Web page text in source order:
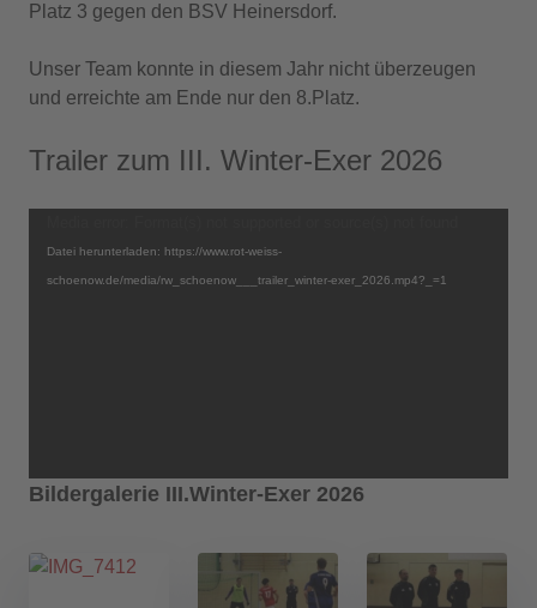
Platz 3 gegen den BSV Heinersdorf.
Unser Team konnte in diesem Jahr nicht überzeugen
und erreichte am Ende nur den 8.Platz.
Trailer zum III. Winter-Exer 2026
Player
Datei herunterladen: https://www.rot-weiss-
schoenow.de/media/rw_schoenow___trailer_winter-exer_2026.mp4?_=1
Bildergalerie III.Winter-Exer 2026